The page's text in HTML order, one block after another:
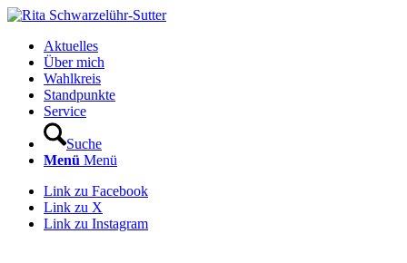
Aktuelles
Über mich
Wahlkreis
Standpunkte
Service
Suche
Menü Menü
Link zu Facebook
Link zu X
Link zu Instagram